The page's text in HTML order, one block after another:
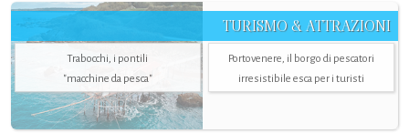
TURISMO & ATTRAZIONI
Trabocchi, i pontili
"macchine da pesca"
Portovenere, il borgo di pescatori
irresistibile esca per i turisti